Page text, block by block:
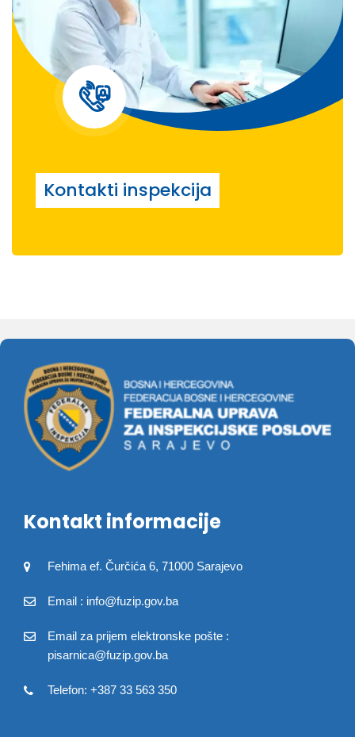
Kontakti inspekcija
Kontakt informacije
Fehima ef. Čurčića 6, 71000 Sarajevo
Email : info@fuzip.gov.ba
Email za prijem elektronske pošte :
pisarnica@fuzip.gov.ba
Telefon: +387 33 563 350